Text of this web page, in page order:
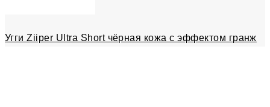
Угги Ziiper Ultra Short чёрная кожа с эффектом гранж